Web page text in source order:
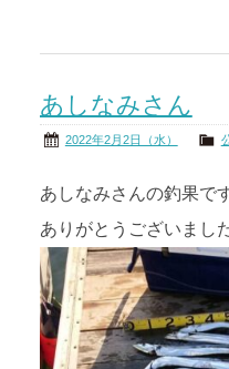
あしなみさん
2022年2月2日（水）
あしなみさんの釣果で
ありがとうございました